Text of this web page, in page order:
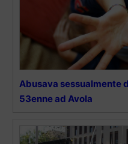
Abusava sessualmente
53enne ad Avola